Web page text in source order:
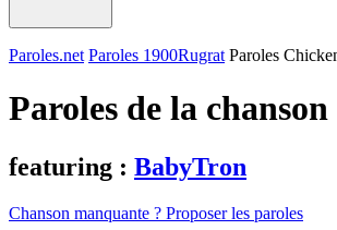
Paroles.net Paroles 1900Rugrat Paroles
Paroles de la
featuring : BabyTron
Chanson manquante ? Proposer les paroles